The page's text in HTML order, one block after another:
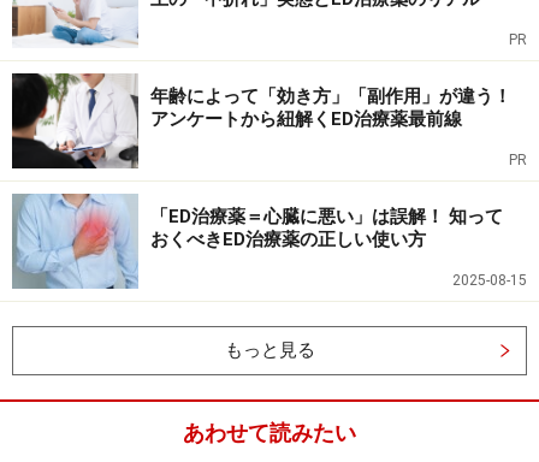
20～40代の男女671人を対象にした調査では、男女全体
の約半数である46.3%が自身の性生活についてセックス
レスと認識していることがわかりました。
約半数の男女がセックスレスを認識している。
最多の理由として挙げられたのは「性欲の低下」であ
でみた場合、男性の2割強という数字に対して、女性で
は5割強が性欲の低下を実感しています。
また、妊活中のセックスに関する実態調査において、
PR
年齢によって「効き方」「副作用」が違う！
アンケートから紐解くED治療薬最前線
PR
「ED治療薬＝心臓に悪い」は誤解！ 知って
おくべきED治療薬の正しい使い方
2025-08-15
もっと見る
あわせて読みたい